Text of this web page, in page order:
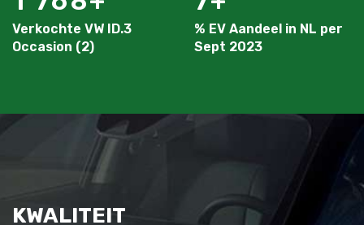
Verkochte VW ID.3
Occasion (2)
% EV Aandeel in NL per
Sept 2023
KWALITEIT